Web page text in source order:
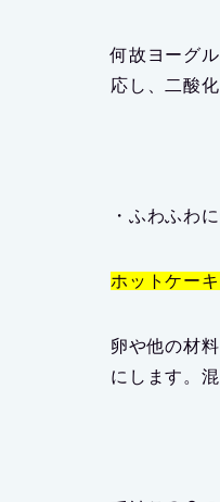
何故ヨーグ
応し、二酸
・ ふわふわ
ホットケー
卵や他の材
にします。